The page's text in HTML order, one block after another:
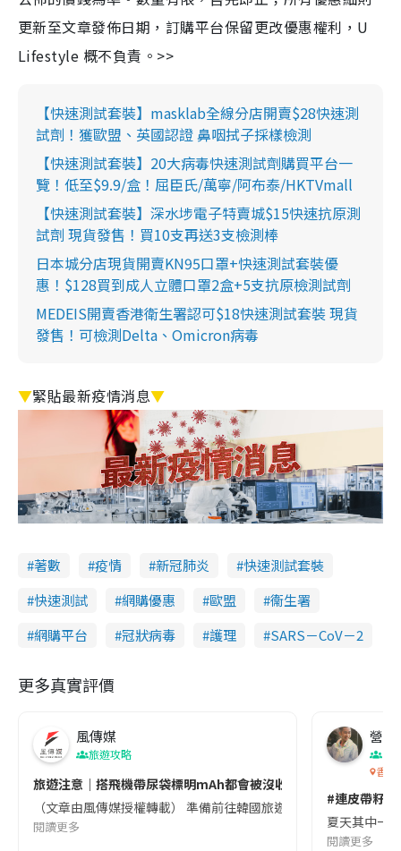
更新至文章發佈日期，訂購平台保留更改優惠權利，U
Lifestyle 概不負責。>>
【快速測試套裝】masklab全線分店開賣$28快速測
試劑！獲歐盟、英國認證 鼻咽拭子採樣檢測
【快速測試套裝】20大病毒快速測試劑購買平台一
覽！低至$9.9/盒！屈臣氏/萬寧/阿布泰/HKTVmall
【快速測試套裝】深水埗電子特賣城$15快速抗原測
試劑 現貨發售！買10支再送3支檢測棒
日本城分店現貨開賣KN95口罩+快速測試套裝優
惠！$128買到成人立體口罩2盒+5支抗原檢測試劑
MEDEIS開賣香港衛生署認可$18快速測試套裝 現貨
發售！可檢測Delta、Omicron病毒
▼緊貼最新疫情消息▼
著數 疫情 新冠肺炎
快速測試套裝
快速測試
網購優惠 歐盟
衞生署
網購平台
冠狀病毒 護理 SARS－CoV－2
更多真實評價
風傳媒
旅遊攻略
旅遊注意｜搭飛機帶尿袋標明mAh都會被沒收😱出發前切記檢查
（文章由風傳媒授權轉載） 準備前往韓國旅遊的民眾，近期要
閱讀更多
營養
香港
#連皮帶籽
夏天其中一
閱讀更多